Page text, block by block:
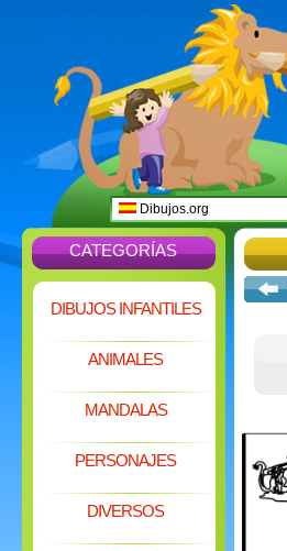
Dibujos.org
CATEGORÍAS
DIBUJOS INFANTILES
ANIMALES
MANDALAS
PERSONAJES
DIVERSOS